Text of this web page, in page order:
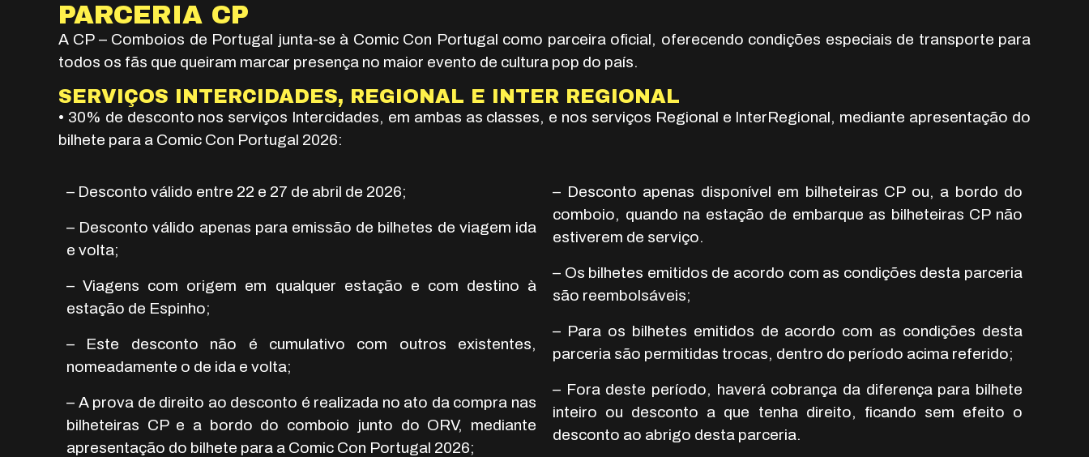
PARCERIA CP
A CP – Comboios de Portugal junta-se à Comic Con Portugal como parceira oficial, oferecendo condições especiais de transporte para
todos os fãs que queiram marcar presença no maior evento de cultura pop do país.
SERVIÇOS INTERCIDADES, REGIONAL E INTER REGIONAL
• 30% de desconto nos serviços Intercidades, em ambas as classes, e nos serviços Regional e InterRegional, mediante apresentação do
bilhete para a Comic Con Portugal 2026:
– Desconto válido entre 22 e 27 de abril de 2026;
– Desconto válido apenas para emissão de bilhetes de viagem ida
e volta;
– Viagens com origem em qualquer estação e com destino à
estação de Espinho;
– Este desconto não é cumulativo com outros existentes,
nomeadamente o de ida e volta;
– A prova de direito ao desconto é realizada no ato da compra nas
bilheteiras CP e a bordo do comboio junto do ORV, mediante
apresentação do bilhete para a Comic Con Portugal 2026;
– Desconto apenas disponível em bilheteiras CP ou, a bordo do
comboio, quando na estação de embarque as bilheteiras CP não
estiverem de serviço.
– Os bilhetes emitidos de acordo com as condições desta parceria
são reembolsáveis;
– Para os bilhetes emitidos de acordo com as condições desta
parceria são permitidas trocas, dentro do período acima referido;
– Fora deste período, haverá cobrança da diferença para bilhete
inteiro ou desconto a que tenha direito, ficando sem efeito o
desconto ao abrigo desta parceria.